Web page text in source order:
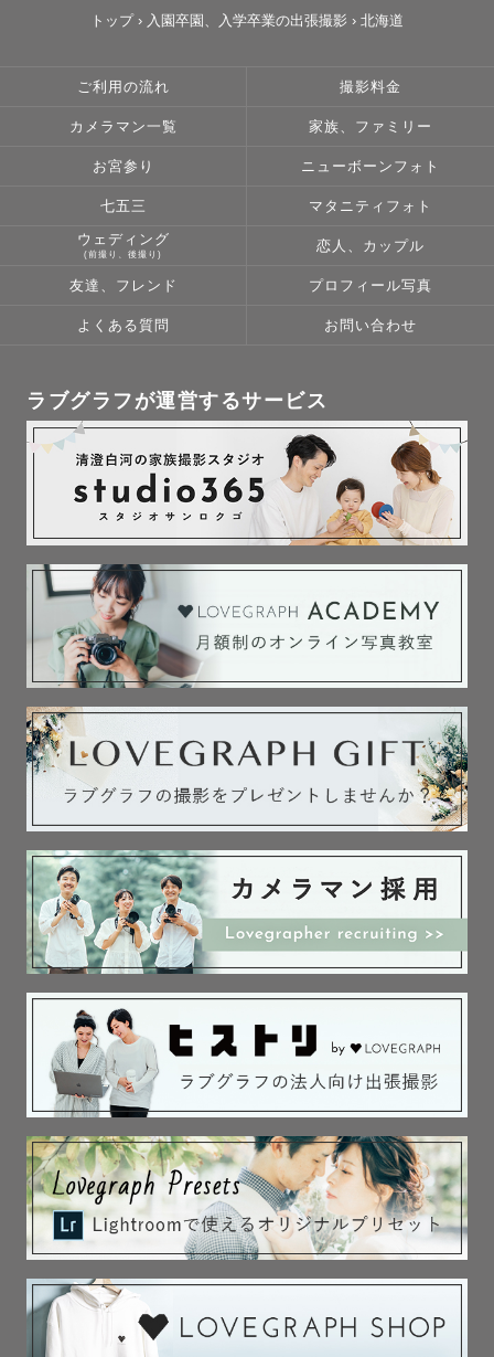
トップ › 入園卒園、入学卒業の出張撮影 › 北海道
ご利用の流れ 撮影料金
カメラマン一覧 家族、ファミリー
お宮参り ニューボーンフォト
七五三 マタニティフォト
ウェディング
(前撮り、後撮り)
恋人、カップル
友達、フレンド プロフィール写真
よくある質問 お問い合わせ
ラブグラフが運営するサービス